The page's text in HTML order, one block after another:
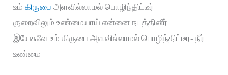
உம்கிருபைஅளவில்லாமல் பொழிந்திட்டீர்
குறைவிலும் உண்மையாய் என்னை நடத்தினீர்
இயேசுவே உம் கிருபை அளவில்லாமல் பொழிந்திட்டீர- நீர்
உண்மை